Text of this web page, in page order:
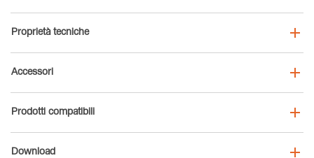
Proprietà tecniche
Accessori
Prodotti compatibili
Download